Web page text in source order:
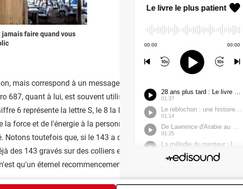
faire quand vous
mais correspond à un message de paix et de tranquillité pour
quant à lui, est souvent utilisé par des couples qui se sont
6 représente la lettre S, le 8 la lettre O et le 7 la lettre R, ce qui donne
force et de l'énergie à la personne à laquelle on écrit, ou pour
toutefois que, si le 143 a de nouveau été rendu populaire par
des 143 gravés sur des colliers et autres accessoires dans les années
qu'un éternel recommencement de codes (sociaux)…